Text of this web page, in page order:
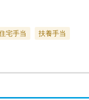
宅手当
扶養手当